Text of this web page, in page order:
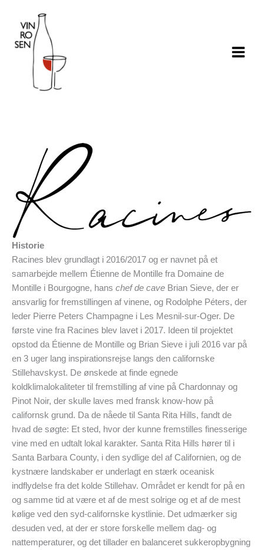
indholdet
Historie
Racines blev grundlagt i 2016/2017 og er navnet på et
samarbejde mellem Étienne de Montille fra Domaine de
Montille i Bourgogne, hans chef de cave Brian Sieve, der er
ansvarlig for fremstillingen af vinene, og Rodolphe Péters, der
leder Pierre Peters Champagne i Les Mesnil-sur-Oger. De
første vine fra Racines blev lavet i 2017. Ideen til projektet
opstod da Étienne de Montille og Brian Sieve i juli 2016 var på
en 3 uger lang inspirationsrejse langs den californske
Stillehavskyst. De ønskede at finde egnede
koldklimalokaliteter til fremstilling af vine på Chardonnay og
Pinot Noir, der skulle laves med fransk know-how på
californsk grund. Da de nåede til Santa Rita Hills, fandt de
hvad de søgte: Et sted, hvor der kunne fremstilles finesserige
vine med en udtalt lokal karakter. Santa Rita Hills hører til i
Santa Barbara County, i den sydlige del af Californien, og de
kystnære landskaber er underlagt en stærk oceanisk
indflydelse fra det kolde Stillehav. Området er kendt for på en
og samme tid at være et af de mest solrige og et af de mest
kølige ved den syd-californske kystlinie. Det udmærker sig
desuden ved, at der er store forskelle mellem dag- og
nattemperaturer, og det tillader en balanceret sukkeropbygning